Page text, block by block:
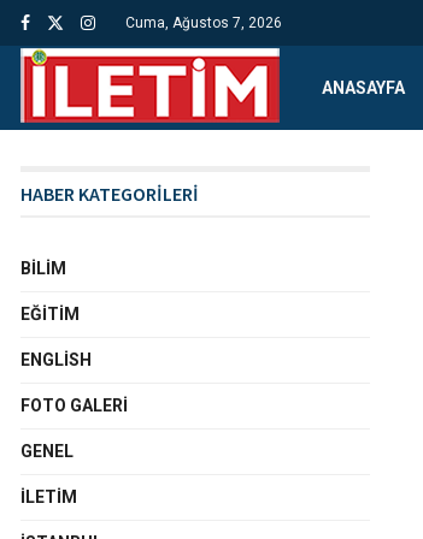
Cuma, Ağustos 7, 2026
ANASAYFA
HABER KATEGORİLERİ
BILIM
EĞITIM
ENGLISH
FOTO GALERI
GENEL
İLETIM